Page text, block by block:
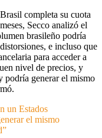
completa su cuota
Secco analizó el
brasileño podría
e incluso que
para acceder a
nivel de precios, y
podría generar el mismo
un Estados
el mismo